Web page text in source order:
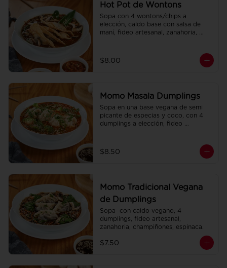
Hot Pot de Wontons
Sopa con 4 wontons/chips a
elección, caldo base con salsa de
maní, fideo artesanal, zanahoria,
$8.00
Momo Masala Dumplings
Sopa en una base vegana de semi
picante de especias y coco, con 4
dumplings a elección, fideo
$8.50
Momo Tradicional Vegana
de Dumplings
Sopa  con caldo vegano, 4
dumplings, fideo artesanal,
zanahoria, champiñones, espinaca.
$7.50